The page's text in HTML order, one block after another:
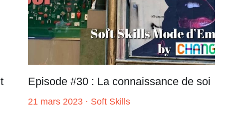
Episode #30 : La connaissance de soi
21 mars 2023· Soft Skills